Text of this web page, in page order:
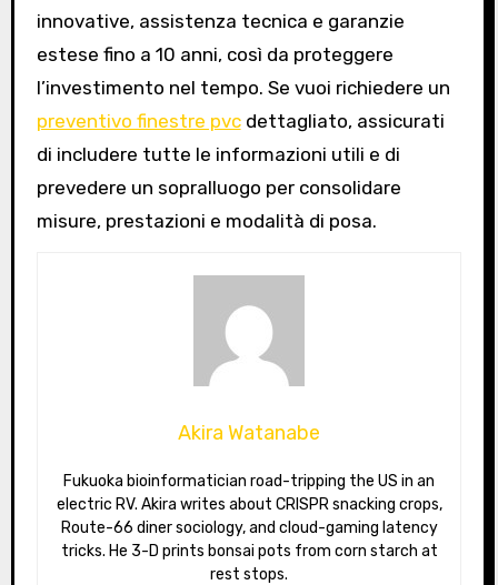
innovative, assistenza tecnica e garanzie
estese fino a 10 anni, così da proteggere
l’investimento nel tempo. Se vuoi richiedere un
preventivo finestre pvcdettagliato, assicurati
di includere tutte le informazioni utili e di
prevedere un sopralluogo per consolidare
misure, prestazioni e modalità di posa.
Akira Watanabe
Fukuoka bioinformatician road-tripping the US in an
electric RV. Akira writes about CRISPR snacking crops,
Route-66 diner sociology, and cloud-gaming latency
tricks. He 3-D prints bonsai pots from corn starch at
rest stops.